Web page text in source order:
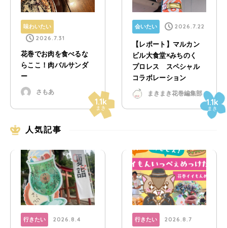
1.1k
まき
味わいたい
2026.7.31
花巻でお肉を食べるな
らここ！肉バルサンダ
ー
さもあ
1.1k
まき
会いたい 2026.7.22
【レポート】マルカン
ビル大食堂×みちのく
プロレス スペシャル
コラボレーション
まきまき花巻編集部
人気記事
行きたい 2026.8.4 行きたい 2026.8.7